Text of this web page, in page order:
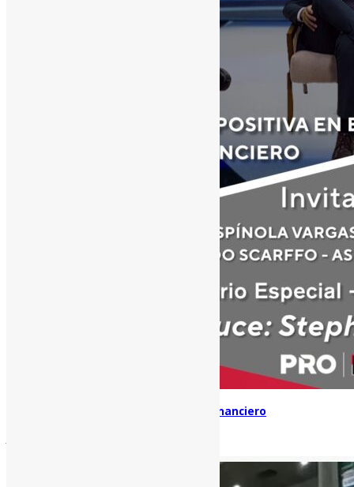
Información positiva en el mercado financiero